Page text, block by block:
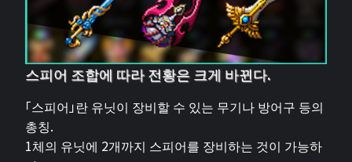
스피어 조합에 따라 전황은 크게 바뀐다.
「스피어」란 유닛이 장비할 수 있는 무기나 방어구 등의
총칭.
1체의 유닛에 2개까지 스피어를 장비하는 것이 가능하